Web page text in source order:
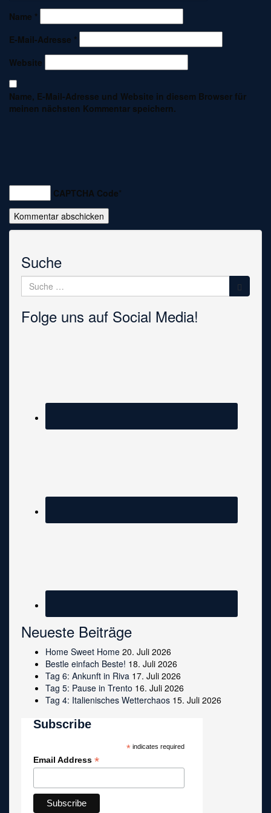
Name *
E-Mail-Adresse *
Website
Name, E-Mail-Adresse und Website in diesem Browser für
meinen nächsten Kommentar speichern.
CAPTCHA Code*
Suche
Suche
nach:
Folge uns auf Social Media!
Neueste Beiträge
Home Sweet Home 20. Juli 2026
Bestle einfach Beste! 18. Juli 2026
Tag 6: Ankunft in Riva 17. Juli 2026
Tag 5: Pause in Trento 16. Juli 2026
Tag 4: Italienisches Wetterchaos 15. Juli 2026
Subscribe
*indicates required
Email Address *